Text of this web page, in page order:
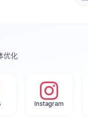
优化
Instagram